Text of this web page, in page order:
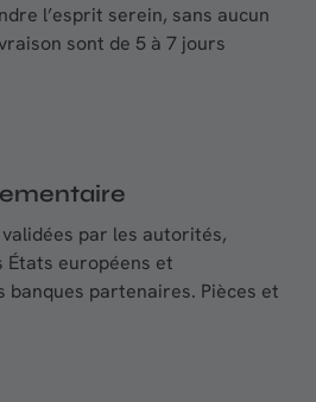
l’esprit serein, sans aucun
sont de 5 à 7 jours
par les autorités,
États européens et
banques partenaires. Pièces et